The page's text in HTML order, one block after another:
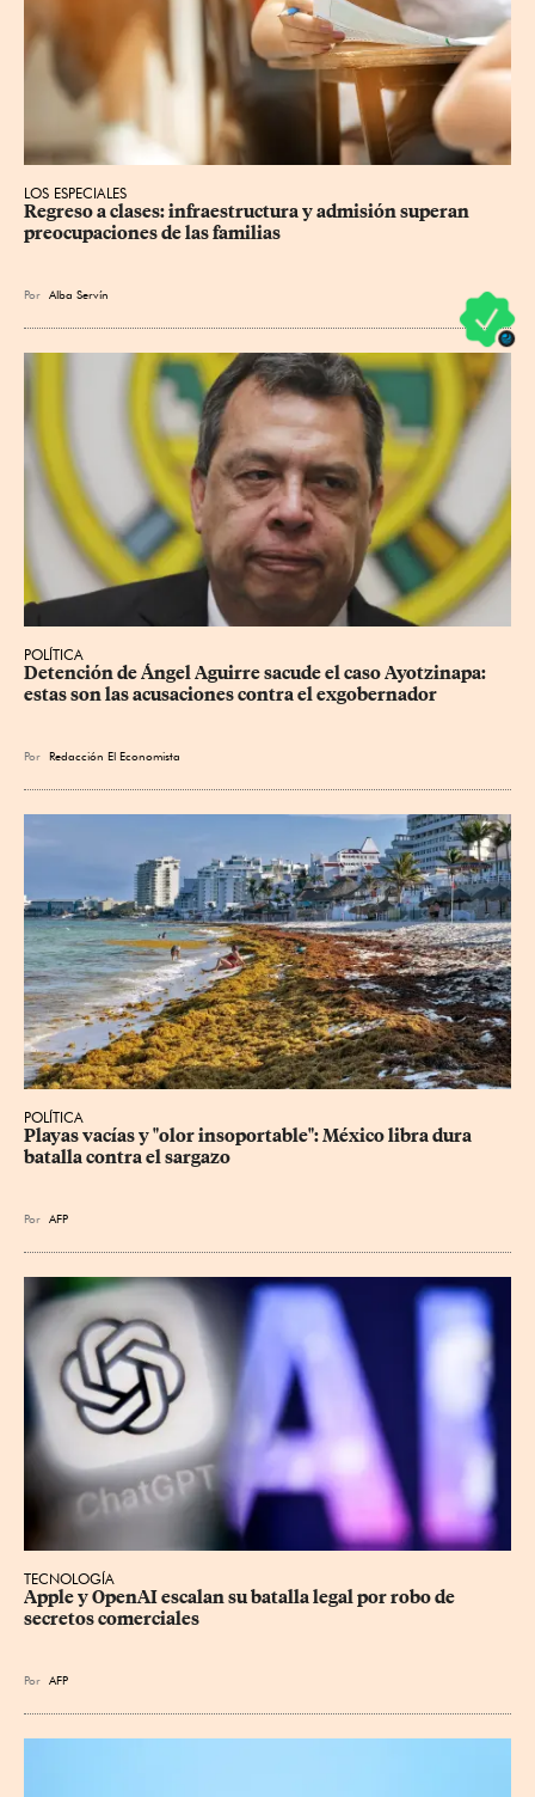
LOS ESPECIALES
Regreso a clases: infraestructura y admisión superan
preocupaciones de las familias
Por Alba Servín
POLÍTICA
Detención de Ángel Aguirre sacude el caso Ayotzinapa:
estas son las acusaciones contra el exgobernador
Por Redacción El Economista
POLÍTICA
Playas vacías y "olor insoportable": México libra dura
batalla contra el sargazo
Por AFP
TECNOLOGÍA
Apple y OpenAI escalan su batalla legal por robo de
secretos comerciales
Por AFP